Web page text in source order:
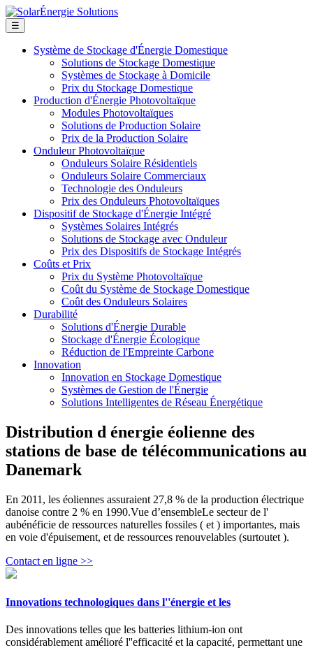
☰
Système de Stockage d'Énergie Domestique
Solutions de Stockage Domestique
Systèmes de Stockage à Domicile
Prix du Stockage Domestique
Production d'Énergie Photovoltaïque
Modules Photovoltaïques
Solutions de Production Solaire
Prix de la Production Solaire
Onduleur Photovoltaïque
Onduleurs Solaire Résidentiels
Onduleurs Solaire Commerciaux
Technologie des Onduleurs
Prix des Onduleurs Photovoltaïques
Dispositif de Stockage d'Énergie Intégré
Systèmes Solaires Intégrés
Solutions de Stockage avec Onduleur
Prix des Dispositifs de Stockage Intégrés
Coûts et Prix
Prix du Système Photovoltaïque
Coût du Système de Stockage Domestique
Coût des Onduleurs Solaires
Durabilité
Solutions d'Énergie Durable
Stockage d'Énergie Écologique
Réduction de l'Empreinte Carbone
Innovation
Innovation en Stockage Domestique
Systèmes de Gestion de l'Énergie
Solutions Intelligentes de Réseau Énergétique
Distribution d énergie éolienne des
stations de base de télécommunications au
Danemark
En 2011, les éoliennes assuraient 27,8 % de la production électrique
danoise contre 2 % en 1990.Vue d’ensembleLe secteur de l'
aubénéficie de ressources naturelles fossiles ( et ) importantes, mais
en voie d'épuisement, et de ressources renouvelables (surtoutet ).
Contact en ligne >>
Innovations technologiques dans l''énergie et les
Des innovations telles que les batteries lithium-ion ont
considérablement amélioré l''efficacité et la capacité, permettant une